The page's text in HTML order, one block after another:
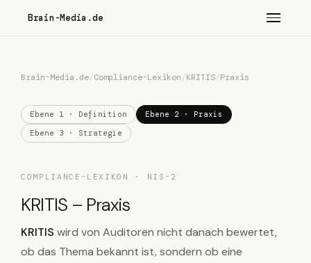
Brain-Media.de
Brain-Media.de/Compliance-Lexikon/KRITIS/Praxis
Ebene 1 · Definition
Ebene 2 · Praxis
Ebene 3 · Strategie
COMPLIANCE-LEXIKON · NIS-2
KRITIS – Praxis
KRITIS wird von Auditoren nicht danach bewertet,
ob das Thema bekannt ist, sondern ob eine